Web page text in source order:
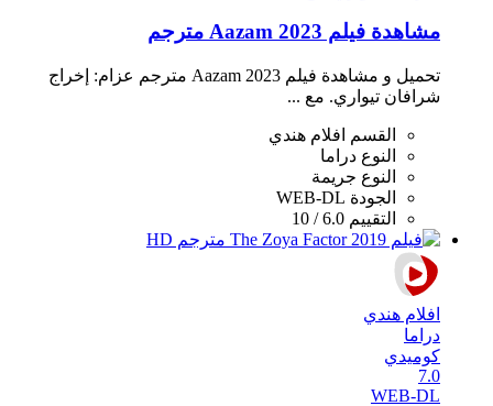
مشاهدة فيلم Aazam 2023 مترجم
تحميل و مشاهدة فيلم Aazam 2023 مترجم عزام: إخراج
شرافان تيواري. مع ...
القسم
افلام هندي
النوع دراما
النوع جريمة
الجودة WEB-DL
التقييم 6.0 / 10
افلام هندي
دراما
كوميدي
7.0
WEB-DL